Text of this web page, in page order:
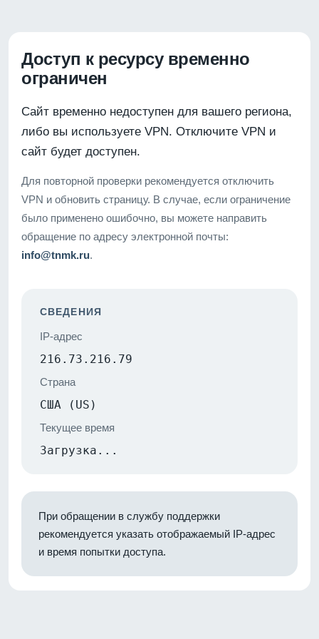
Доступ к ресурсу временно
ограничен
Сайт временно недоступен для вашего региона,
либо вы используете VPN. Отключите VPN и
сайт будет доступен.
Для повторной проверки рекомендуется отключить
VPN и обновить страницу. В случае, если ограничение
было применено ошибочно, вы можете направить
обращение по адресу электронной почты:
info@tnmk.ru.
СВЕДЕНИЯ
IP-адрес
216.73.216.79
Страна
США (US)
Текущее время
Загрузка...
При обращении в службу поддержки
рекомендуется указать отображаемый IP-адрес
и время попытки доступа.